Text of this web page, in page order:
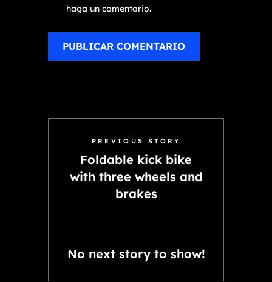
haga un comentario.
PREVIOUS STORY
Foldable kick bike
with three wheels and
brakes
No next story to show!